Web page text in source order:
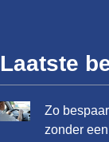
Laatste
Zo
zonder